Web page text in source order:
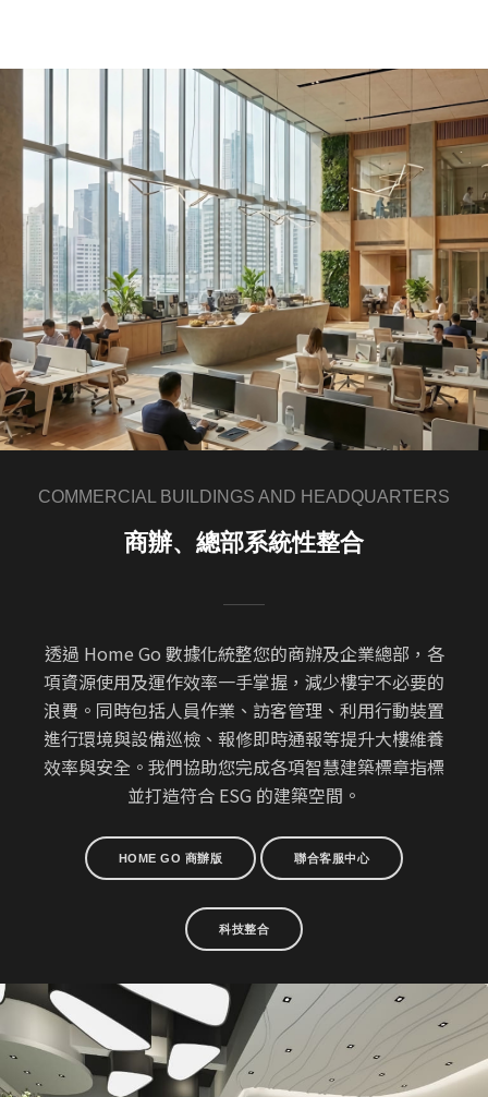
COMMERCIAL BUILDINGS AND HEADQUARTERS
商辦、總部系統性整合
透過 Home Go 數據化統整您的商辦及企業總部，各
項資源使用及運作效率一手掌握，減少樓宇不必要的
浪費。同時包括人員作業、訪客管理、利用行動裝置
進行環境與設備巡檢、報修即時通報等提升大樓維養
效率與安全。我們協助您完成各項智慧建築標章指標
並打造符合 ESG 的建築空間。
HOME GO 商辦版 聯合客服中心
科技整合